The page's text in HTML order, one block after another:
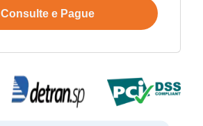
Consulte e Pague